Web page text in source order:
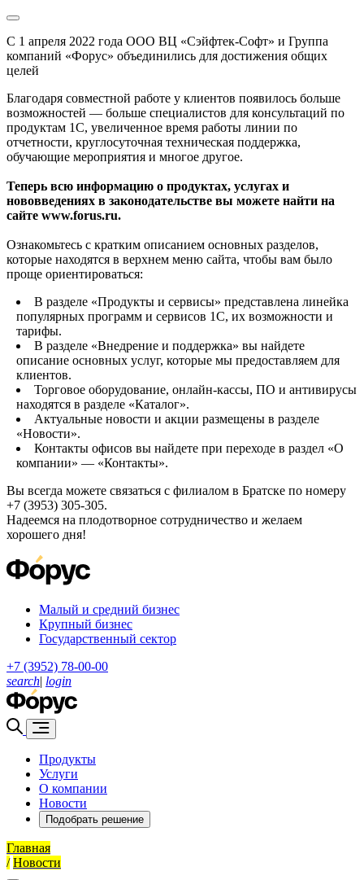
С 1 апреля 2022 года ООО ВЦ «Сэйфтек-Софт» и Группа
компаний «Форус» объединились для достижения общих
целей
Благодаря совместной работе у клиентов появилось больше
возможностей — больше специалистов для консультаций по
продуктам 1С, увеличенное время работы линии по
отчетности, круглосуточная техническая поддержка,
обучающие мероприятия и многое другое.
Теперь всю информацию о продуктах, услугах и
нововведениях в законодательстве вы можете найти на
сайте www.forus.ru.
Ознакомьтесь с кратким описанием основных разделов,
которые находятся в верхнем меню сайта, чтобы вам было
проще ориентироваться:
В разделе «Продукты и сервисы» представлена линейка
популярных программ и сервисов 1С, их возможности и
тарифы.
В разделе «Внедрение и поддержка» вы найдете
описание основных услуг, которые мы предоставляем для
клиентов.
Торговое оборудование, онлайн-кассы, ПО и антивирусы
находятся в разделе «Каталог».
Актуальные новости и акции размещены в разделе
«Новости».
Контакты офисов вы найдете при переходе в раздел «О
компании» — «Контакты».
Вы всегда можете связаться с филиалом в Братске по номеру
+7 (3953) 305-305.
Надеемся на плодотворное сотрудничество и желаем
хорошего дня!
Малый и средний бизнес
Крупный бизнес
Государственный сектор
+7 (3952) 78-00-00
search| login
Продукты
Услуги
О компании
Новости
Подобрать решение
Главная
/ Новости